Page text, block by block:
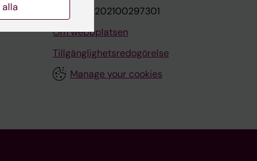
VAT.nr: SE202100297301
Om webbplatsen
Tillgänglighetsredogörelse
Manage your cookies